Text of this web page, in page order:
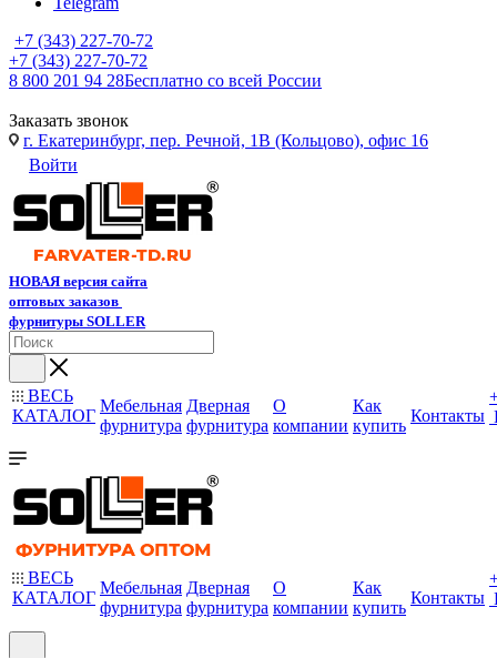
+7 (343) 227-70-72
+7 (343) 227-70-72
8 800 201 94 28Бесплатно со всей России
Заказать звонок
г. Екатеринбург, пер. Речной, 1В (Кольцово), офис 16
Войти
НОВАЯ версия сайта
оптовых заказов
фурнитуры SOLLER
ВЕСЬ
КАТАЛОГ
Мебельная
фурнитура
Дверная
фурнитура
О
компании
Как
купить
Контакты
ВЕСЬ
КАТАЛОГ
Мебельная
фурнитура
Дверная
фурнитура
О
компании
Как
купить
Контакты